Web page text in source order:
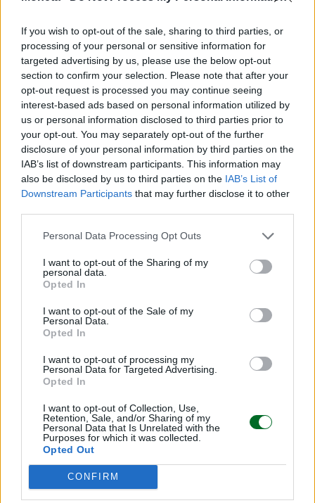
If you wish to opt-out of the sale, sharing to third parties, or
processing of your personal or sensitive information for
targeted advertising by us, please use the below opt-out
section to confirm your selection. Please note that after your
opt-out request is processed you may continue seeing
interest-based ads based on personal information utilized by
us or personal information disclosed to third parties prior to
your opt-out. You may separately opt-out of the further
disclosure of your personal information by third parties on the
IAB’s list of downstream participants. This information may
also be disclosed by us to third parties on the IAB’s List of
Downstream Participants that may further disclose it to other
Personal Data Processing Opt Outs
I want to opt-out of the Sharing of my
personal data.
Opted In
I want to opt-out of the Sale of my
Personal Data.
Opted In
I want to opt-out of processing my
Personal Data for Targeted Advertising.
Opted In
I want to opt-out of Collection, Use,
Retention, Sale, and/or Sharing of my
Personal Data that Is Unrelated with the
Purposes for which it was collected.
Opted Out
CONFIRM
“Questa volta – prosegue -, alcune delle
valutazioni elevate sono sostenute da ricavi e utili
solidi, a differenza di molte aziende nel 2000, che
avevano bruciato i loro finanziamenti senza mai
vedere un dollaro di profitto. Oltre a NVIDIA,
prevediamo che nei prossimi anni ci saranno
molti altri nuovi leader nel settore dell’IA. Poiché in
futuro utilizzeremo tutti sempre più l’IA, si
apriranno nuovi e più ampi mercati in crescita in
cui la tecnologia potrà conquistare quote di
mercato e continuare a superare il resto del
Leggi anche:
Sam Altman: “l’intelligenza artificiale è in una
bolla speculativa e farà perdere miliardi”
toglierà lavoro a tantissime persone
© RIPRODUZIONE RISERVATA
tecnologia